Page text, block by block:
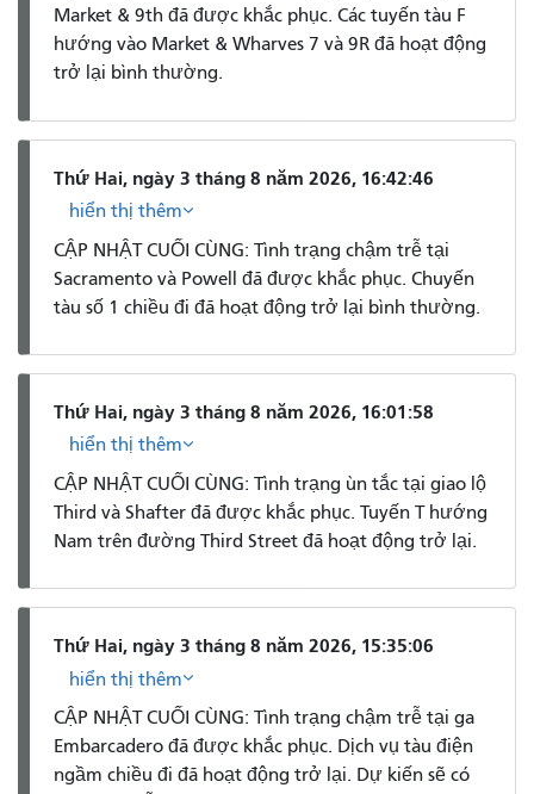
Market & 9th đã được khắc phục. Các tuyến tàu F
hướng vào Market & Wharves 7 và 9R đã hoạt động
trở lại bình thường.
Thứ Hai, ngày 3 tháng 8 năm 2026, 16:42:46
hiển thị thêm
CẬP NHẬT CUỐI CÙNG: Tình trạng chậm trễ tại
Sacramento và Powell đã được khắc phục. Chuyến
tàu số 1 chiều đi đã hoạt động trở lại bình thường.
Thứ Hai, ngày 3 tháng 8 năm 2026, 16:01:58
hiển thị thêm
CẬP NHẬT CUỐI CÙNG: Tình trạng ùn tắc tại giao lộ
Third và Shafter đã được khắc phục. Tuyến T hướng
Nam trên đường Third Street đã hoạt động trở lại.
Thứ Hai, ngày 3 tháng 8 năm 2026, 15:35:06
hiển thị thêm
CẬP NHẬT CUỐI CÙNG: Tình trạng chậm trễ tại ga
Embarcadero đã được khắc phục. Dịch vụ tàu điện
ngầm chiều đi đã hoạt động trở lại. Dự kiến ​​sẽ có